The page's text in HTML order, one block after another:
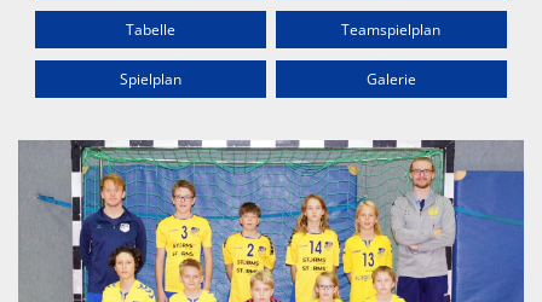
Tabelle Teamspielplan
Spielplan Galerie